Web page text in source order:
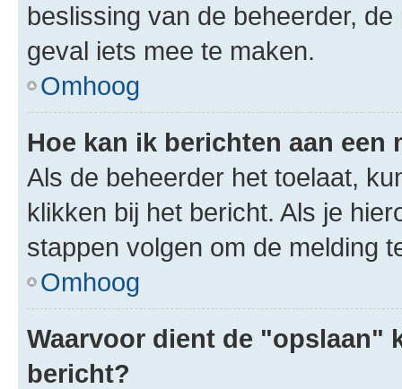
beslissing van de beheerder,
geval iets mee te maken.
Omhoog
Hoe kan ik berichten aan een
Als de beheerder het toelaat,
klikken bij het bericht. Als je
stappen volgen om de melding
Omhoog
Waarvoor dient de "opslaan"
bericht?